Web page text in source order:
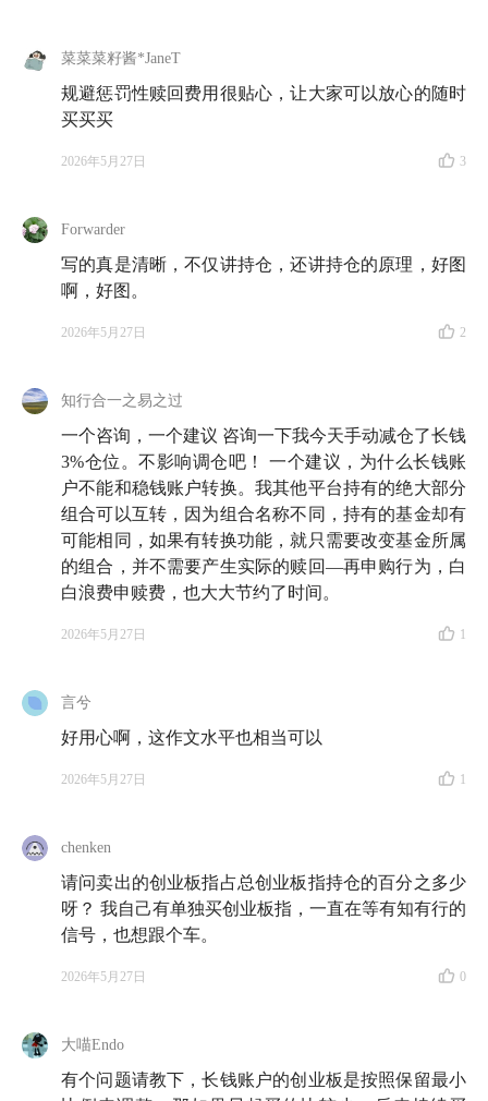
菜菜菜籽酱*JaneT
规避惩罚性赎回费用很贴心，让大家可以放心的随时
买买买
2026年5月27日 3
Forwarder
写的真是清晰，不仅讲持仓，还讲持仓的原理，好图
啊，好图。
2026年5月27日 2
知行合一之易之过
一个咨询，一个建议 咨询一下我今天手动减仓了长钱
3%仓位。不影响调仓吧！ 一个建议，为什么长钱账
户不能和稳钱账户转换。我其他平台持有的绝大部分
组合可以互转，因为组合名称不同，持有的基金却有
可能相同，如果有转换功能，就只需要改变基金所属
的组合，并不需要产生实际的赎回—再申购行为，白
白浪费申赎费，也大大节约了时间。
2026年5月27日 1
言兮
好用心啊，这作文水平也相当可以
2026年5月27日 1
chenken
请问卖出的创业板指占总创业板指持仓的百分之多少
呀？ 我自己有单独买创业板指，一直在等有知有行的
信号，也想跟个车。
2026年5月27日 0
大喵Endo
有个问题请教下，长钱账户的创业板是按照保留最小